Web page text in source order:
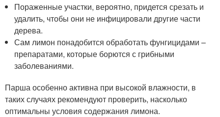
Пораженные участки, вероятно, придется срезать и
удалить, чтобы они не инфицировали другие части
дерева.
Сам лимон понадобится обработать фунгицидами –
препаратами, которые борются с грибными
заболеваниями.
Парша особенно активна при высокой влажности, в
таких случаях рекомендуют проверить, насколько
оптимальны условия содержания лимона.